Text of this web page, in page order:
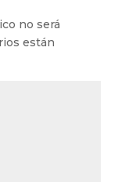
no será
están